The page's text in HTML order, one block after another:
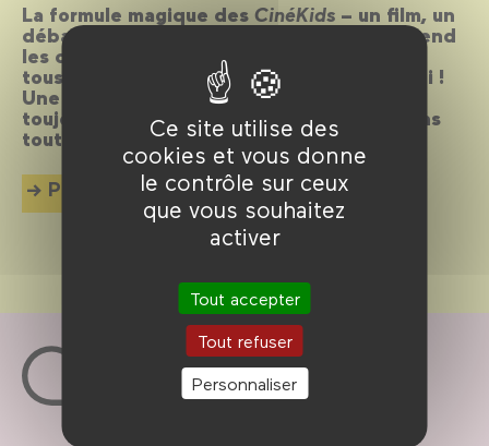
Ce site utilise des
cookies et vous donne
le contrôle sur ceux
que vous souhaitez
activer
Tout accepter
Tout refuser
Personnaliser
La formule magique des CinéKids – un film, un
débat ou une animation et un goûter – attend
les cinéphiles en herbe de 18 mois à 8 ans
tous les mercredis et dimanches après-midi !
Une programmation joyeuse et ludique et
toujours dans la découverte du cinéma dans
toutes ses formes.
Plus d'info